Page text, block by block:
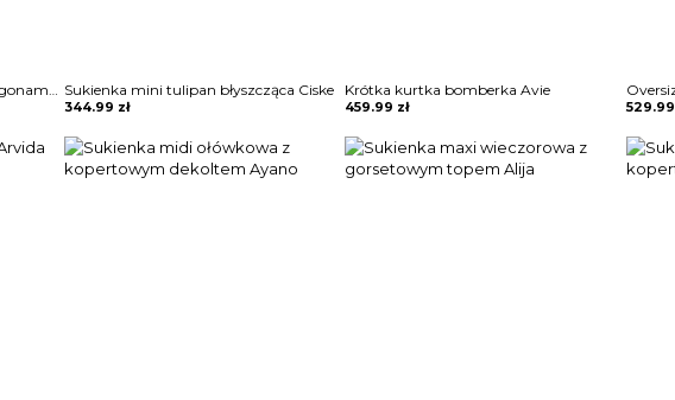
Sukienka mini z ozdobnymi pagonami Rosia Sukienka mini tulipan błyszcząca Ciske
344.99 zł
Krótka kurtka bomberka Avie
459.99 zł 529.99